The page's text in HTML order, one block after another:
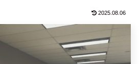
2025.08.06